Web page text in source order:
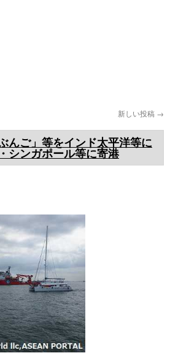
新しい投稿 →
んご」等をインド太平洋等に
シンガポール等に寄港